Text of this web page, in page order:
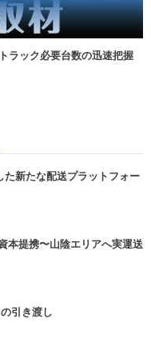
ラック必要台数の迅速把握
新たな配送プラットフォー
本提携〜山陰エリアへ実運送
引き渡し